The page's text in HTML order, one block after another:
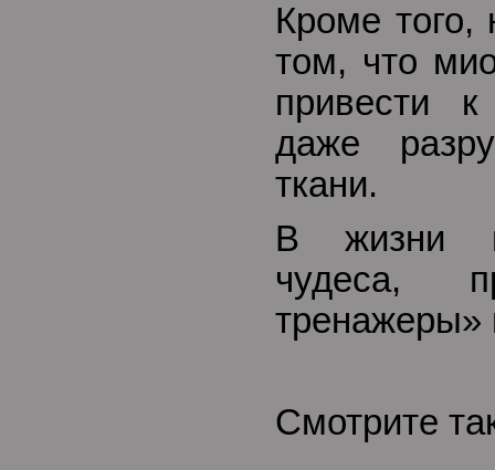
Кроме того,
том, что
привести
даже
ткани.
В жизни
чудеса,
тренажеры»
Смотрите